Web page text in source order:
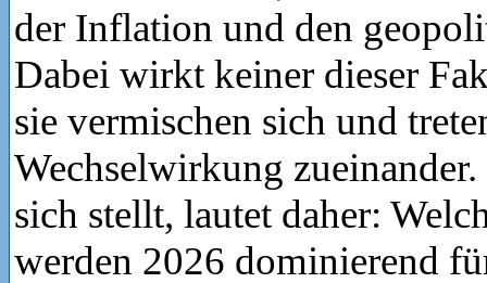
der Inflation und den
Dabei wirkt keiner dieser
sie vermischen sich und
Wechselwirkung
sich stellt, lautet daher:
werden 2026 dominierend